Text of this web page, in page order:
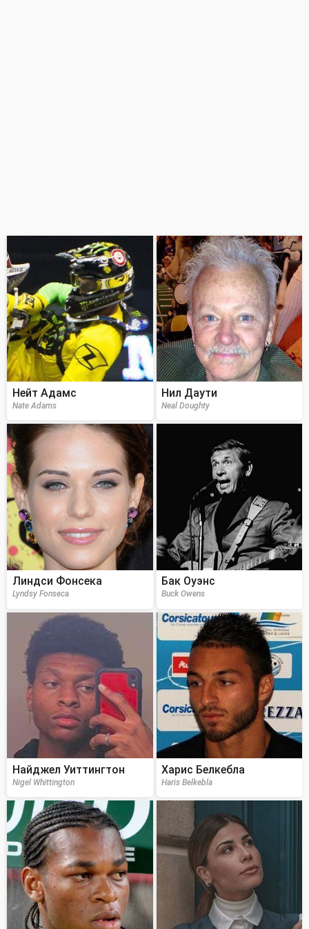
Нейт Адамс
Nate Adams
Нил Даути
Neal Doughty
Линдси Фонсека
Lyndsy Fonseca
Бак Оуэнс
Buck Owens
Найджел Уиттингтон
Nigel Whittington
Харис Белкебла
Haris Belkebla